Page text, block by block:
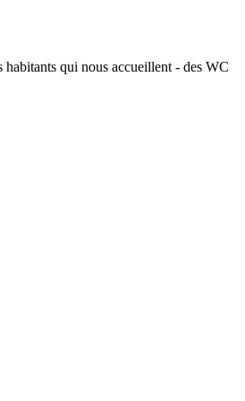
habitants qui nous accueillent - des WC